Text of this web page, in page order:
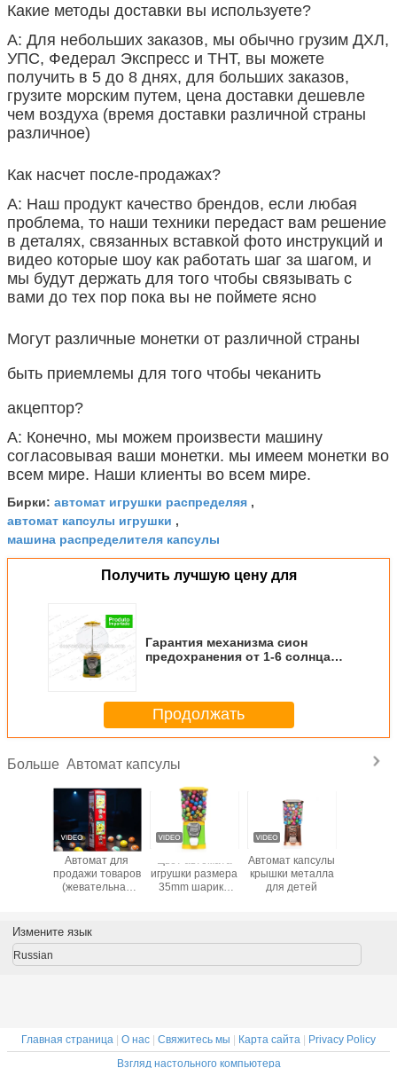
Какие методы доставки вы используете?
А: Для небольших заказов, мы обычно грузим ДХЛ,
УПС, Федерал Экспресс и ТНТ, вы можете
получить в 5 до 8 днях, для больших заказов,
грузите морским путем, цена доставки дешевле
чем воздуха (время доставки различной страны
различное)
Как насчет после-продажах?
А: Наш продукт качество брендов, если любая
проблема, то наши техники передаст вам решение
в деталях, связанных вставкой фото инструкций и
видео которые шоу как работать шаг за шагом, и
мы будут держать для того чтобы связывать с
вами до тех пор пока вы не поймете ясно
Могут различные монетки от различной страны
быть приемлемы для того чтобы чеканить
акцептор?
А: Конечно, мы можем произвести машину
согласовывая ваши монетки. мы имеем монетки во
всем мире. Наши клиенты во всем мире.
Бирки: автомат игрушки распределяя ,
автомат капсулы игрушки ,
машина распределителя капсулы
Получить лучшую цену для
Гарантия механизма сион
предохранения от 1-6 солнца
Продолжать
Больше Автомат капсулы
и
для
Автомат для
продажи товаров
(жевательная
и т.д.) с двумя
телефонная
игрушки размера
35mm шарика
Автомат капсулы
крышки металла
для детей
Измените язык
Russian
Главная страница | О нас | Свяжитесь мы | Карта сайта | Privacy Policy
Взгляд настольного компьютера